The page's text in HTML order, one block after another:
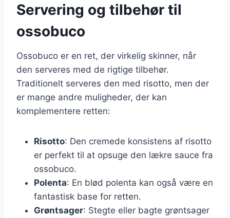
Servering og tilbehør til
ossobuco
Ossobuco er en ret, der virkelig skinner, når
den serveres med de rigtige tilbehør.
Traditionelt serveres den med risotto, men der
er mange andre muligheder, der kan
komplementere retten:
Risotto: Den cremede konsistens af risotto
er perfekt til at opsuge den lækre sauce fra
ossobuco.
Polenta: En blød polenta kan også være en
fantastisk base for retten.
Grøntsager: Stegte eller bagte grøntsager